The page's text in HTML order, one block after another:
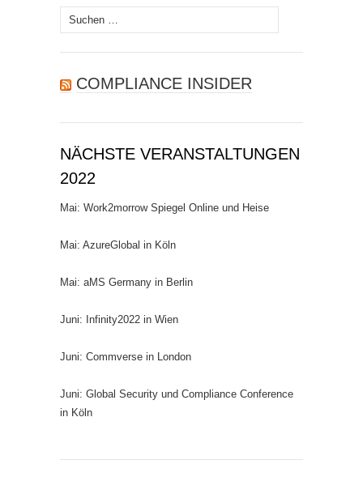
Suchen
nach:
COMPLIANCE INSIDER
NÄCHSTE VERANSTALTUNGEN
2022
Mai: Work2morrow Spiegel Online und Heise
Mai: AzureGlobal in Köln
Mai: aMS Germany in Berlin
Juni: Infinity2022 in Wien
Juni: Commverse in London
Juni: Global Security und Compliance Conference
in Köln